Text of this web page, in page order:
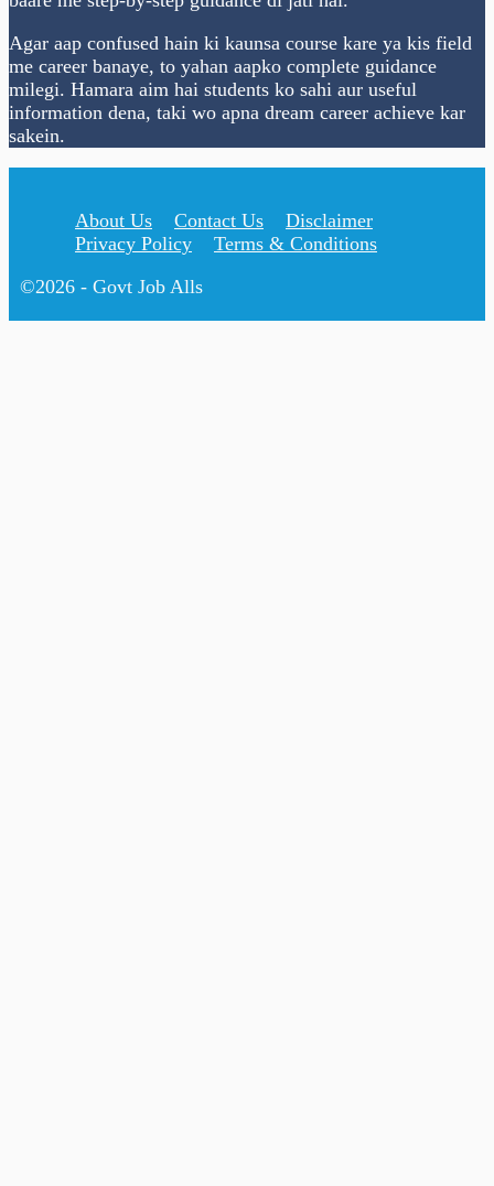
Agar aap confused hain ki kaunsa course kare ya kis field
me career banaye, to yahan aapko complete guidance
milegi. Hamara aim hai students ko sahi aur useful
information dena, taki wo apna dream career achieve kar
sakein.
About Us Contact Us
Disclaimer
Privacy Policy
Terms & Conditions
©2026 - Govt Job Alls